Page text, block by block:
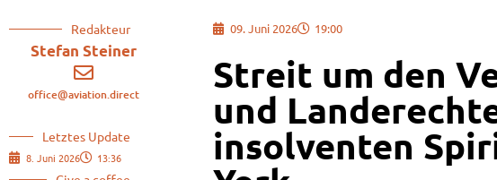
Redakteur
Stefan Steiner
office@aviation.direct
Letztes Update
8. Juni 2026 13:36
09. Juni 2026 19:00
Streit um den
und
insolventen